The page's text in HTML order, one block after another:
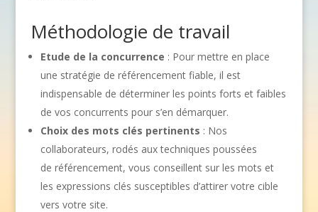
Méthodologie de travail
Etude de la concurrence : Pour mettre en place
une stratégie de référencement fiable, il est
indispensable de déterminer les points forts et faibles
de vos concurrents pour s’en démarquer.
Choix des mots clés pertinents : Nos
collaborateurs, rodés aux techniques poussées
de référencement, vous conseillent sur les mots et
les expressions clés susceptibles d’attirer votre cible
vers votre site.